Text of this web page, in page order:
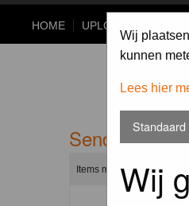
HOME UPLOAD
Wij
kunnen
Lees hier
Wij
Send me a
Items marked with a * are